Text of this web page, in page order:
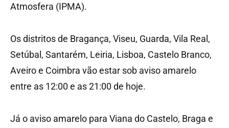
Atmosfera (IPMA).
Os distritos de Bragança, Viseu, Guarda, Vila Real,
Setúbal, Santarém, Leiria, Lisboa, Castelo Branco,
Aveiro e Coimbra vão estar sob aviso amarelo
entre as 12:00 e as 21:00 de hoje.
Já o aviso amarelo para Viana do Castelo, Braga e